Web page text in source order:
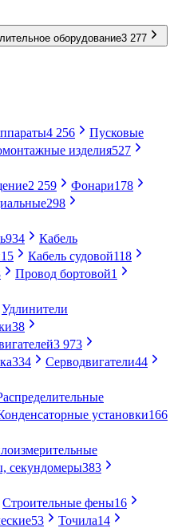
оборудование3 277
4 256
Пусковые
изделия527
2 259 Фонари178
298
934
Кабель
15 Кабель судовой118
Провод бортовой1
Удлинители
38
3 973
334 Серводвигатели44
установки166
секундомеры383
Строительные фены16
53 Точила14